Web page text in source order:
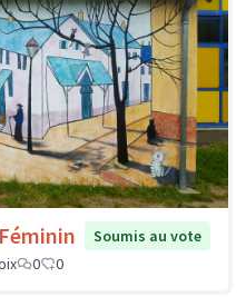
Soumis au vote
0 0